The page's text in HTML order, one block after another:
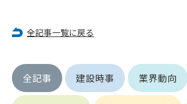
全記事一覧に戻る
全記事 建設時事 業界動向
第5条（IDおよびパスワードの管理）
2. 会員は、自己のIDおよびパスワードを、貸
その他形態を問わず、第三者に利用させる
ん。